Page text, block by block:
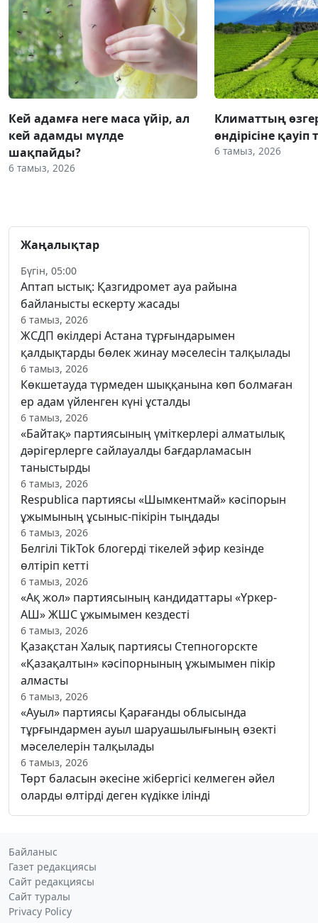
Кей адамға неге маса үйір, ал
кей адамды мүлде
шақпайды?
6 тамыз, 2026
Климаттың
өндірісіне қауіп
6 тамыз, 2026
Жаңалықтар
Бүгін, 05:00
Аптап ыстық: Қазгидромет ауа райына
байланысты ескерту жасады
6 тамыз, 2026
ЖСДП өкілдері Астана тұрғындарымен
қалдықтарды бөлек жинау мәселесін талқылады
6 тамыз, 2026
Көкшетауда түрмеден шыққанына көп болмаған
ер адам үйленген күні ұсталды
6 тамыз, 2026
«Байтақ» партиясының үміткерлері алматылық
дәрігерлерге сайлауалды бағдарламасын
таныстырды
6 тамыз, 2026
Respublica партиясы «Шымкентмай» кәсіпорын
ұжымының ұсыныс-пікірін тыңдады
6 тамыз, 2026
Белгілі TikTok блогерді тікелей эфир кезінде
өлтіріп кетті
6 тамыз, 2026
«Ақ жол» партиясының кандидаттары «Үркер-
АШ» ЖШС ұжымымен кездесті
6 тамыз, 2026
Қазақстан Халық партиясы Степногорскте
«Қазақалтын» кәсіпорнының ұжымымен пікір
алмасты
6 тамыз, 2026
«Ауыл» партиясы Қарағанды облысында
тұрғындармен ауыл шаруашылығының өзекті
мәселелерін талқылады
6 тамыз, 2026
Төрт баласын әкесіне жібергісі келмеген әйел
оларды өлтірді деген күдікке ілінді
Байланыс
Газет редакциясы
Сайт редакциясы
Сайт туралы
Privacy Policy